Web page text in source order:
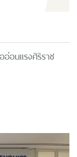
อ่อนแรงศิริราช